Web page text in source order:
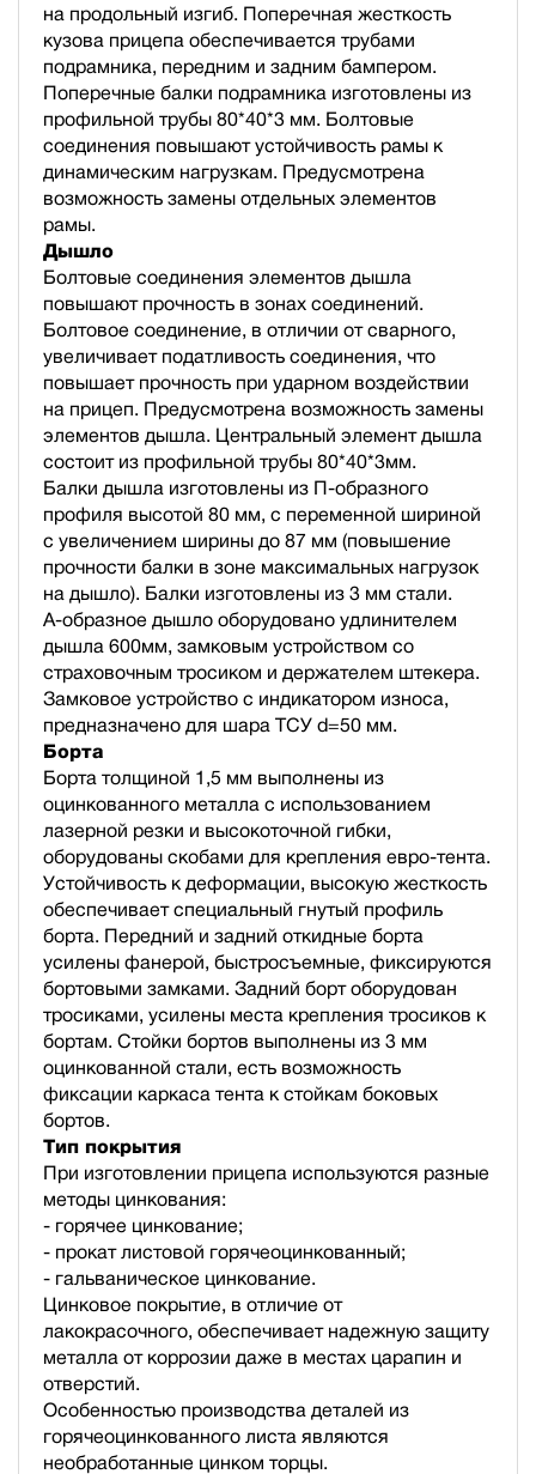
на продольный изгиб. Поперечная жесткость
кузова прицепа обеспечивается трубами
подрамника, передним и задним бампером.
Поперечные балки подрамника изготовлены из
профильной трубы 80*40*3 мм. Болтовые
соединения повышают устойчивость рамы к
динамическим нагрузкам. Предусмотрена
возможность замены отдельных элементов
рамы.
Дышло
Болтовые соединения элементов дышла
повышают прочность в зонах соединений.
Болтовое соединение, в отличии от сварного,
увеличивает податливость соединения, что
повышает прочность при ударном воздействии
на прицеп. Предусмотрена возможность замены
элементов дышла. Центральный элемент дышла
состоит из профильной трубы 80*40*3мм.
Балки дышла изготовлены из П-образного
профиля высотой 80 мм, с переменной шириной
с увеличением ширины до 87 мм (повышение
прочности балки в зоне максимальных нагрузок
на дышло). Балки изготовлены из 3 мм стали.
А-образное дышло оборудовано удлинителем
дышла 600мм, замковым устройством со
страховочным тросиком и держателем штекера.
Замковое устройство с индикатором износа,
предназначено для шара ТСУ d=50 мм.
Борта
Борта толщиной 1,5 мм выполнены из
оцинкованного металла с использованием
лазерной резки и высокоточной гибки,
оборудованы скобами для крепления евро-тента.
Устойчивость к деформации, высокую жесткость
обеспечивает специальный гнутый профиль
борта. Передний и задний откидные борта
усилены фанерой, быстросъемные, фиксируются
бортовыми замками. Задний борт оборудован
тросиками, усилены места крепления тросиков к
бортам. Стойки бортов выполнены из 3 мм
оцинкованной стали, есть возможность
фиксации каркаса тента к стойкам боковых
бортов.
Тип покрытия
При изготовлении прицепа используются разные
методы цинкования:
- горячее цинкование;
- прокат листовой горячеоцинкованный;
- гальваническое цинкование.
Цинковое покрытие, в отличие от
лакокрасочного, обеспечивает надежную защиту
металла от коррозии даже в местах царапин и
отверстий.
Особенностью производства деталей из
горячеоцинкованного листа являются
необработанные цинком торцы.